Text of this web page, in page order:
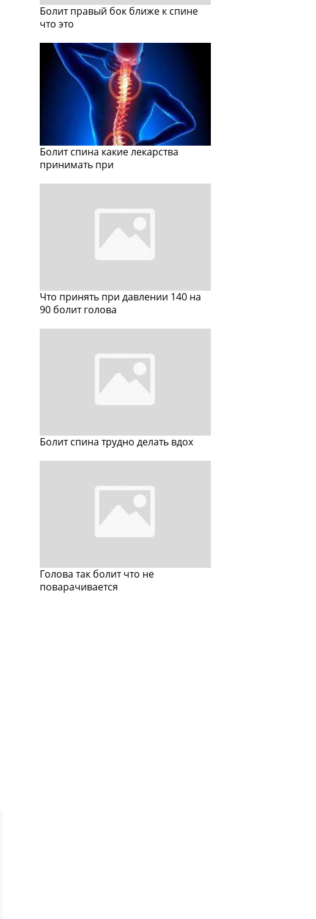
Болит правый бок ближе к спине
что это
Болит спина какие лекарства
принимать при
Что принять при давлении 140 на
90 болит голова
Болит спина трудно делать вдох
Голова так болит что не
поварачивается